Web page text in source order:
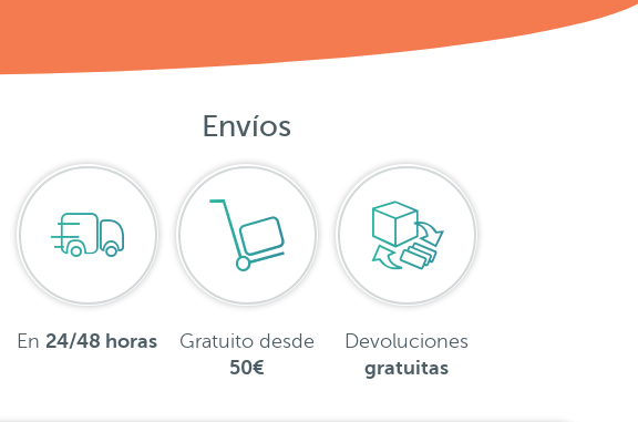
Envíos
En 24/48 horas
Gratuito desde
50€
Devoluciones
gratuitas